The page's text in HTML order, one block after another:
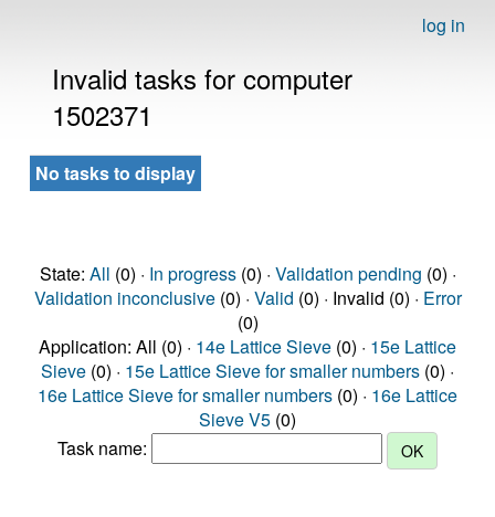
log in
Invalid tasks for computer
1502371
No tasks to display
State: All (0) · In progress(0) · Validation pending (0) ·
Validation inconclusive(0) · Valid (0) · Invalid (0) · Error
(0)
Application: All (0) · 14e Lattice Sieve (0) · 15e Lattice
Sieve (0) · 15e Lattice Sieve for smaller numbers (0) ·
16e Lattice Sieve for smaller numbers (0) · 16e Lattice
Sieve V5 (0)
Task name: